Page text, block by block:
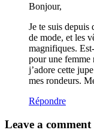
Bonjour,
Je te suis depuis
de mode, et les
magnifiques.
pour une femme
j’adore cette
mes rondeurs.
Répondre
Leave a comment